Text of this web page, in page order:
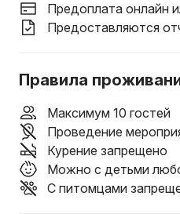
Предоплата онлайн
Предоставляются
Правила
Максимум 10 гостей
Проведение
Курение запрещено
Можно с детьми
С питомцами